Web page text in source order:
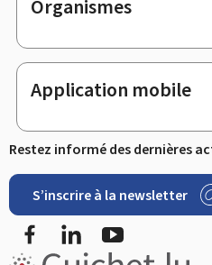
Organismes
Application mobile
Restez informé des dernières
S’inscrire à la newsletter
FacebookLinkedIn